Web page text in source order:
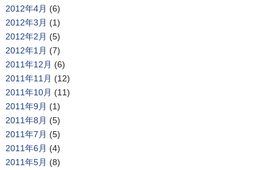
2012年4月 (6)
2012年3月 (1)
2012年2月 (5)
2012年1月 (7)
2011年12月 (6)
2011年11月 (12)
2011年10月 (11)
2011年9月 (1)
2011年8月 (5)
2011年7月 (5)
2011年6月 (4)
2011年5月 (8)